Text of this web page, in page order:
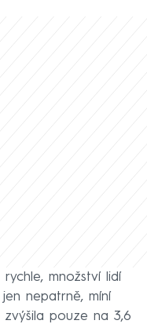
množství lidí
nepatrně, míní
zvýšila pouze na 3,6